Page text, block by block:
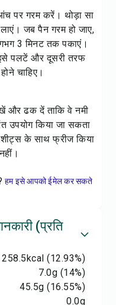
पर गरम करें। थोड़ा सा
जब पैन गरम हो जाए,
3 मिनट तक पकाएं।
पलटें और दूसरी तरफ
चाहिए।
और ढक दें ताकि वे नमी
उपयोग किया जा सकता
के साथ फ्रीज किया
हम इसे आपको ईमेल कर सकते
(प्रति
258.5kcal (12.93%)
7.0g (14%)
45.5g (16.55%)
0.0g